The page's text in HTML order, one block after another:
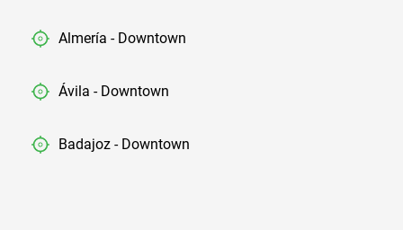
Almería - Downtown
Ávila - Downtown
Badajoz - Downtown